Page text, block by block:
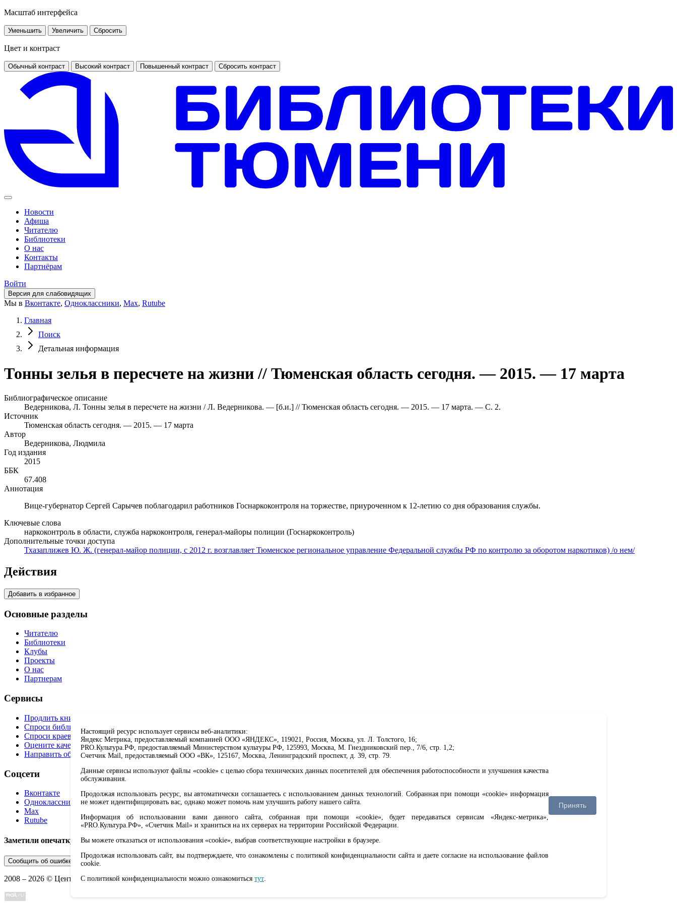
Масштаб интерфейса
Уменьшить Увеличить Сбросить
Цвет и контраст
Обычный контраст Высокий контраст Повышенный контраст Сбросить контраст
Новости
Афиша
Читателю
Библиотеки
О нас
Контакты
Партнёрам
Войти
Версия для слабовидящих
Мы в Вконтакте, Одноклассники, Max, Rutube
Главная
Поиск
Детальная информация
Тонны зелья в пересчете на жизни // Тюменская область сегодня. — 2015. — 17 марта
Библиографическое описание
Ведерникова, Л. Тонны зелья в пересчете на жизни / Л. Ведерникова. — [б.и.] // Тюменская область сегодня. — 2015. — 17 марта. — С. 2.
Источник
Тюменская область сегодня. — 2015. — 17 марта
Автор
Ведерникова, Людмила
Год издания
2015
ББК
67.408
Аннотация
Вице-губернатор Сергей Сарычев поблагодарил работников Госнаркоконтроля на торжестве, приуроченном к 12-летию со дня образования службы.
Ключевые слова
наркоконтроль в области, служба наркоконтроля, генерал-майоры полиции (Госнаркоконтроль)
Дополнительные точки доступа
Тхазаплижев Ю. Ж. (генерал-майор полиции, с 2012 г. возглавляет Тюменское региональное управление Федеральной службы РФ по контролю за оборотом наркотиков) /о нем/
Действия
Добавить в избранное
Основные разделы
Читателю
Библиотеки
Клубы
Проекты
О нас
Партнерам
Сервисы
Продлить книгу
Спроси библиотекаря
Спроси краеведа
Оцените качество услуг
Направить обращение директору
Соцсети
Вконтакте
Одноклассники
Max
Rutube
Заметили опечатку? Выделите текст с ошибкой и нажмите клавиши Ctrl+Enter или ссылку ниже
Сообщить об ошибке
2008 – 2026 © Централизованная городская библиотечная система, 6+
Настоящий ресурс использует сервисы веб-аналитики:
Яндекс Метрика, предоставляемый компанией ООО «ЯНДЕКС», 119021, Россия, Москва, ул. Л. Толстого, 16;
PRO.Культура.РФ, предоставляемый Министерством культуры РФ, 125993, Москва, М. Гнездниковский пер., 7/6, стр. 1,2;
Счетчик Mail, предоставляемый ООО «ВК», 125167, Москва, Ленинградский проспект, д. 39, стр. 79.
Данные сервисы используют файлы «cookie» с целью сбора технических данных посетителей для обеспечения работоспособности и улучшения качества
обслуживания.
Продолжая использовать ресурс, вы автоматически соглашаетесь с использованием данных технологий. Собранная при помощи «cookie» информация
не может идентифицировать вас, однако может помочь нам улучшить работу нашего сайта.
Информация об использовании вами данного сайта, собранная при помощи «cookie», будет передаваться сервисам «Яндекс-метрика»,
«PRO.Культура.РФ», «Счетчик Mail» и храниться на их серверах на территории Российской Федерации.
Вы можете отказаться от использования «cookie», выбрав соответствующие настройки в браузере.
Продолжая использовать сайт, вы подтверждаете, что ознакомлены с политикой конфиденциальности сайта и даете согласие на использование файлов
cookie.
С политикой конфиденциальности можно ознакомиться тут.
Принять